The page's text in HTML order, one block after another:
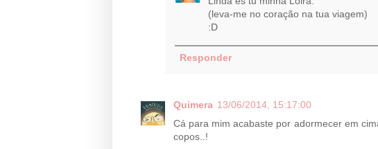
(leva-me no coração na tua viagem)
:D
Responder
Quimera 13/06/2014, 15:17:00
Cá para mim acabaste por adormecer em
copos..!